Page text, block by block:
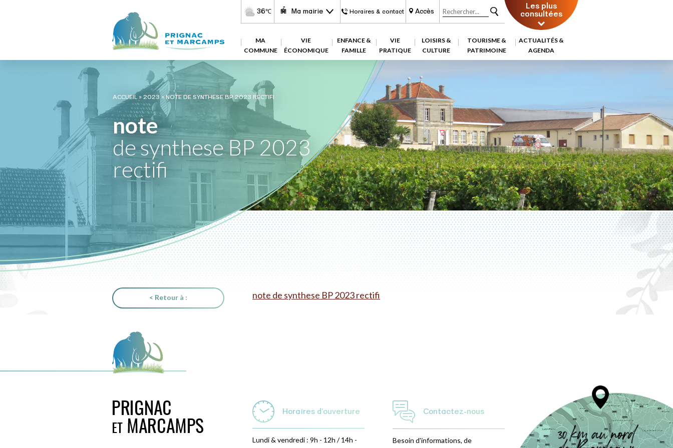
36℃ Ma mairie Horaires & contact Accès Les plus
consultées
MA
COMMUNE
VIE
ÉCONOMIQUE
ENFANCE &
FAMILLE
VIE
PRATIQUE
LOISIRS &
CULTURE
TOURISME &
PATRIMOINE
ACTUALITÉS &
AGENDA
ACCUEIL»2023»NOTE DE SYNTHESE BP 2023 RECTIFI
note
de synthese BP 2023
rectifi
< Retour à : note de synthese BP 2023 rectifi
Horaires d'ouverture
Lundi & vendredi : 9h - 12h / 14h -
Contactez-nous
Besoin d'informations, de